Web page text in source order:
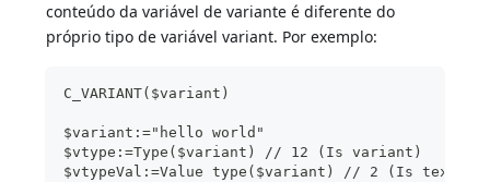
conteúdo da variável de variante é diferente do
próprio tipo de variável variant. Por exemplo:
C_VARIANT($variant)
$variant:="hello world"
$vtype:=Type($variant) // 12 (Is variant)
$vtypeVal:=Value type($variant) // 2 (Is text)